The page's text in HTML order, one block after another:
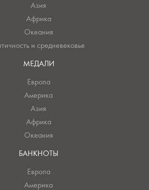
Азия
Африка
Океания
и средневековье
МЕДАЛИ
Европа
Америка
Азия
Африка
Океания
БАНКНОТЫ
Европа
Америка